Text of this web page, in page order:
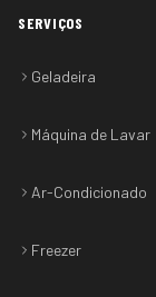
SERVIÇOS
Geladeira
Máquina de Lavar
Ar-Condicionado
Freezer